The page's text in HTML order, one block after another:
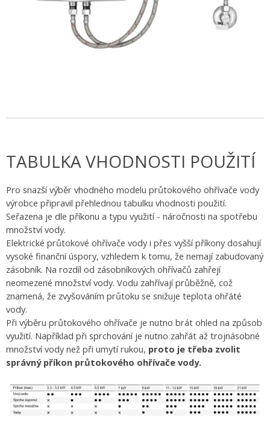
TABULKA VHODNOSTI POUŽITÍ
Pro snazší výběr vhodného modelu průtokového ohřívače vody
výrobce připravil přehlednou tabulku vhodnosti použití.
Seřazena je dle příkonu a typu využití - náročnosti na spotřebu
množství vody.
Elektrické průtokové ohřívače vody i přes vyšší příkony dosahují
vysoké finanční úspory, vzhledem k tomu, že nemají zabudovaný
zásobník. Na rozdíl od zásobníkových ohřívačů zahřejí
neomezené množství vody. Vodu zahřívají průběžně, což
znamená, že zvyšováním průtoku se snižuje teplota ohřáté
vody.
Při výběru průtokového ohřívače je nutno brát ohled na způsob
využití. Například při sprchování je nutno zahřát až trojnásobné
množství vody než při umytí rukou, proto je třeba zvolit
správný příkon průtokového ohřívače vody.